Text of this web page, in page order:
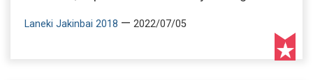
Laneki Jakinbai 2018 — 2022/07/05